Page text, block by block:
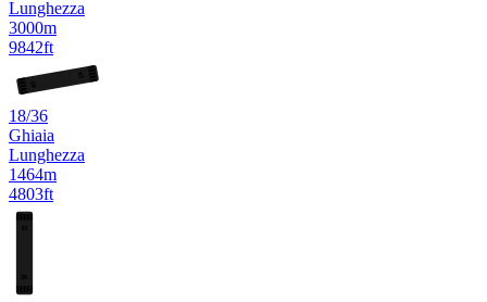
Lunghezza
3000m
9842ft
18/36
Ghiaia
Lunghezza
1464m
4803ft